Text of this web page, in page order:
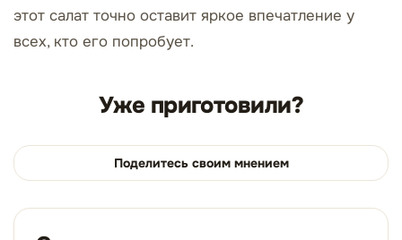
этот салат точно оставит яркое впечатление у
всех, кто его попробует.
Уже приготовили?
Поделитесь своим мнением